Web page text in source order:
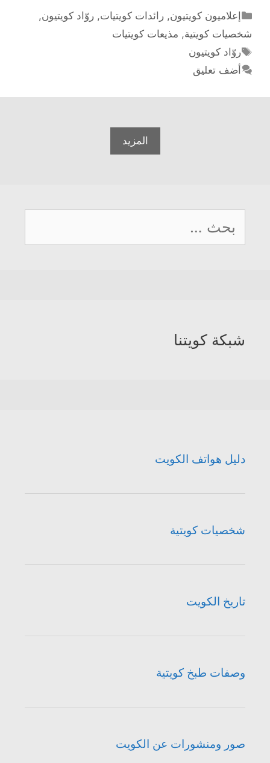
التصنيفات
إعلاميون كويتيون, رائدات كويتيات, روّاد كويتيون,
شخصيات كويتية, مذيعات كويتيات
الوسوم
روّاد كويتيون
أضف تعليق
المزيد
عن:
شبكة كويتنا
دليل هواتف الكويت
شخصيات كويتية
تاريخ الكويت
وصفات طبخ كويتية
صور ومنشورات عن الكويت